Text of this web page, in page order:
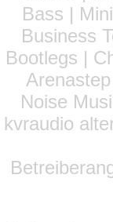
Bass |
Business
Bootlegs |
Noise
kvraudio